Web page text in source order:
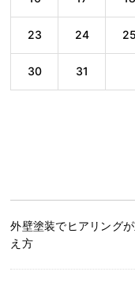
23 24 25
30 31
外壁塗装でヒアリング
え方